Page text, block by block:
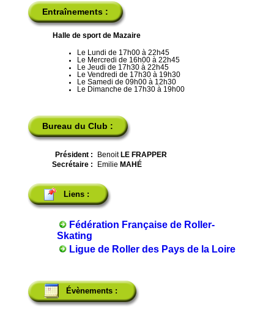
Entraînements :
Halle de sport de Mazaire
Le Lundi de 17h00 à 22h45
Le Mercredi de 16h00 à 22h45
Le Jeudi de 17h30 à 22h45
Le Vendredi de 17h30 à 19h30
Le Samedi de 09h00 à 12h30
Le Dimanche de 17h30 à 19h00
Bureau du Club :
Président : BenoitLE FRAPPER
Secrétaire :
Emilie MAHÉ
Liens :
Fédération Française de Roller-
Skating
Ligue de Roller des Pays de la Loire
Évènements :